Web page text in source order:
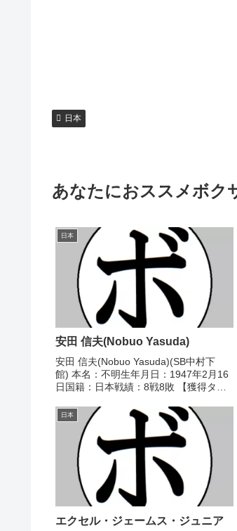
日本
あなたにおススメボク
日本
安田 信夫(Nobuo Yasuda)
安田 信夫(Nobuo Yasuda)(SB中村下
館) 本名：不明生年月日：1947年2月16
日国籍：日本戦績：8戦8敗 【獲得タイ
●1RKO 覚間 了三(金子)1968/03/18
●1RKO 植...
日本
エクセル・ジェームス・ジュニア